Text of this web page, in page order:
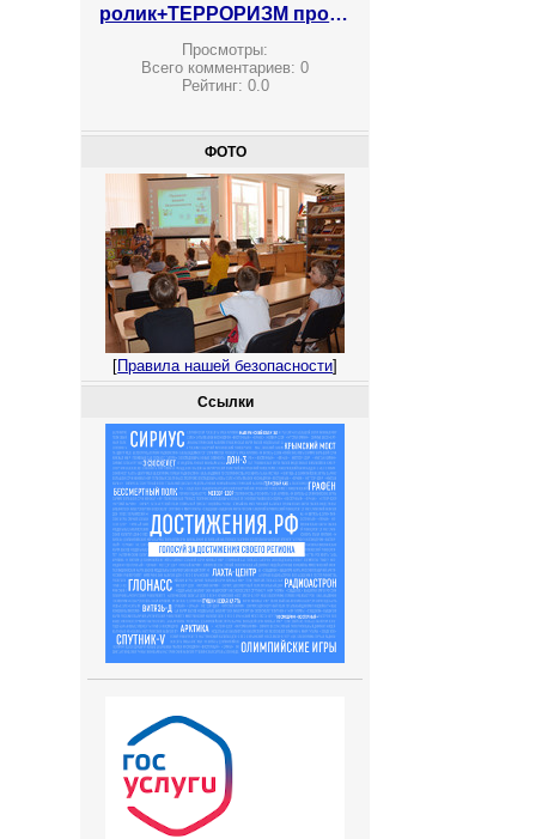
ролик+ТЕРРОРИЗМ против вербовки
Просмотры:
Всего комментариев:0
Рейтинг: 0.0
ФОТО
[Правила нашей безопасности]
Ссылки